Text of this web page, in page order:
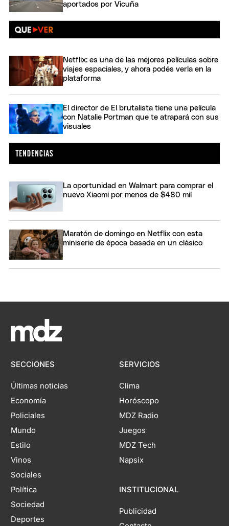
aportados por Vicuña
Netflix: es una de las mejores películas sobre
viajes espaciales, y ahora podés verla en la
plataforma
El director de El brutalista tiene una película
con Natalie Portman que te atrapará con sus
visuales
La oportunidad en Walmart para comprar el
nuevo Xiaomi por menos de $480 mil
Maratón de domingo en Netflix con esta
miniserie de época basada en un clásico
SECCIONES
Últimas noticias
Economía
Policiales
Mundo
Estilo
Vinos
Sociales
Política
Sociedad
Deportes
SERVICIOS
Clima
Horóscopo
MDZ Radio
Juegos
MDZ Tech
Napsix
INSTITUCIONAL
Publicidad